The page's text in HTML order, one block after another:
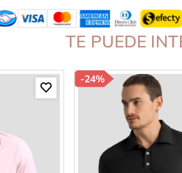
TE PUEDE
-24%